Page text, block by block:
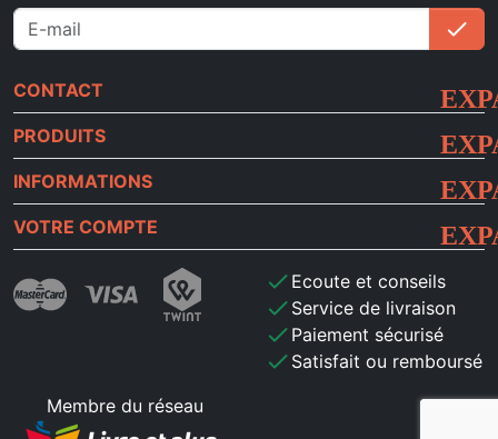
check
CONTACT
PRODUITS
INFORMATIONS
VOTRE COMPTE
check Ecoute et conseils
check Service de livraison
check Paiement sécurisé
check Satisfait ou remboursé
Membre du réseau